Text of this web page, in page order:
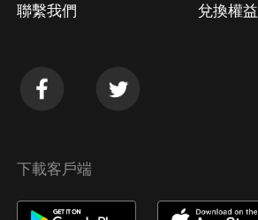
聯繫我們 兌換權益
下載客戶端